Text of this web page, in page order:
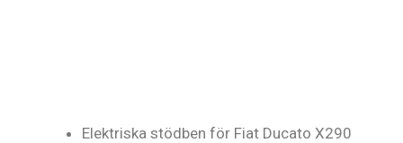
Elektriska stödben för Fiat Ducato X290